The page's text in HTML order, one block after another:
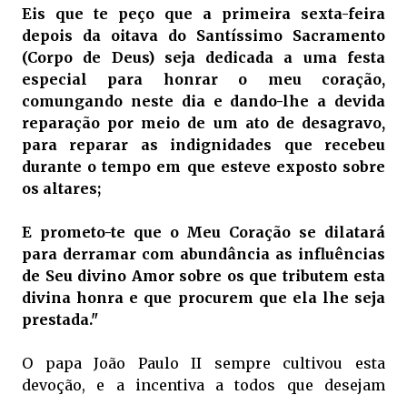
Eis que te peço que a primeira sexta-feira
depois da oitava do Santíssimo Sacramento
(Corpo de Deus) seja dedicada a uma festa
especial para honrar o meu coração,
comungando neste dia e dando-lhe a devida
reparação por meio de um ato de desagravo,
para reparar as indignidades que recebeu
durante o tempo em que esteve exposto sobre
os altares;
E prometo-te que o Meu Coração se dilatará
para derramar com abundância as influências
de Seu divino Amor sobre os que tributem esta
divina honra e que procurem que ela lhe seja
prestada."
O papa João Paulo II sempre cultivou esta
devoção, e a incentiva a todos que desejam